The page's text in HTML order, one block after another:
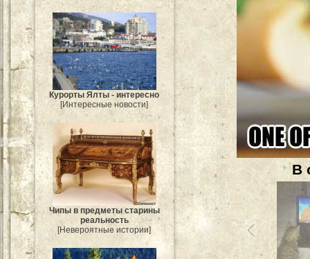
Курорты Ялты - интересно
[Интересные новости]
Чипы в предметы старины
реальность
[Невероятные истории]
В